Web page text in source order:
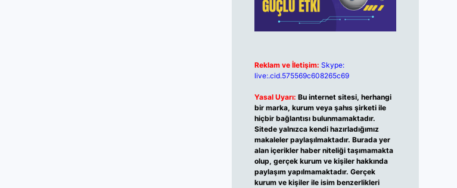
Reklam ve İletişim: Skype:
live:.cid.575569c608265c69
Yasal Uyarı: Bu internet sitesi, herhangi
bir marka, kurum veya şahıs şirketi ile
hiçbir bağlantısı bulunmamaktadır.
Sitede yalnızca kendi hazırladığımız
makaleler paylaşılmaktadır. Burada yer
alan içerikler haber niteliği taşımamakta
olup, gerçek kurum ve kişiler hakkında
paylaşım yapılmamaktadır. Gerçek
kurum ve kişiler ile isim benzerlikleri